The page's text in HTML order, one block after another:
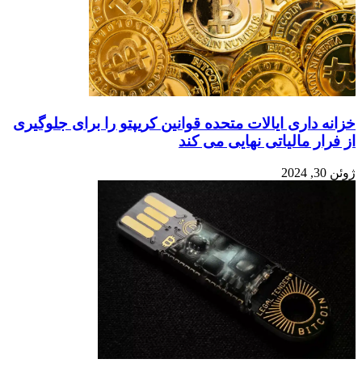
خزانه داری ایالات متحده قوانین کریپتو را برای جلوگیری
از فرار مالیاتی نهایی می کند
ژوئن 30, 2024